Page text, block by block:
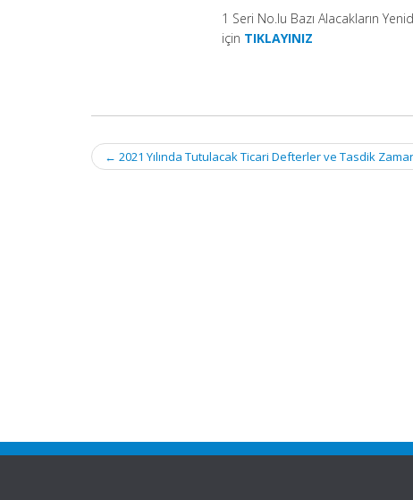
1 Seri No.lu Bazı Alacakların
için TIKLAYINIZ
Post
navigation
← 2021 Yılında Tutulacak Ticari Defterler ve Tasdik